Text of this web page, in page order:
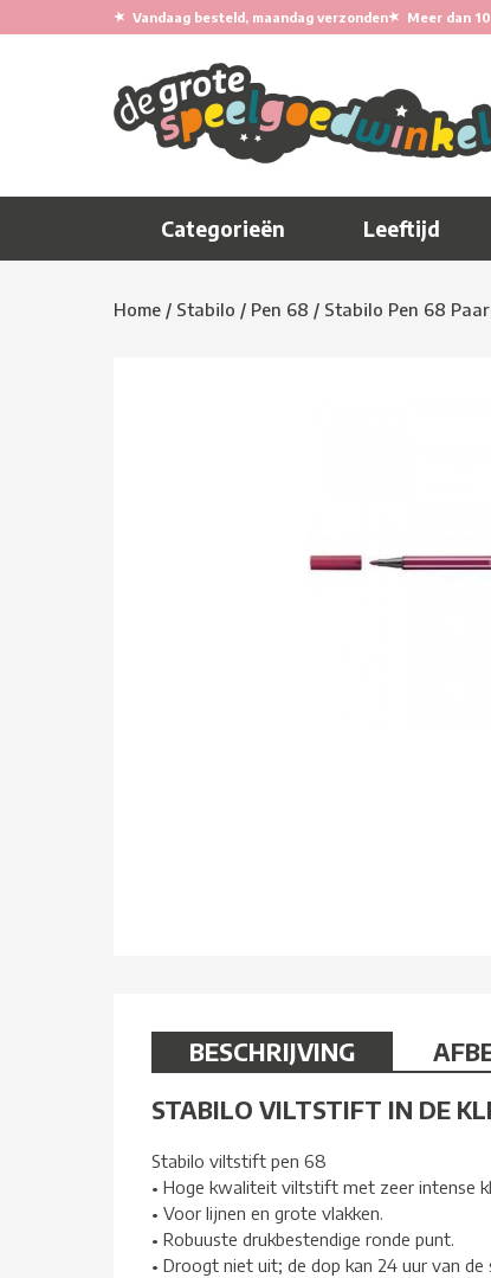
★ Vandaag besteld, maandag verzonden★ Meer dan
Categorieën Leeftijd
Home / Stabilo / Pen 68 / Stabilo Pen 68
BESCHRIJVING
STABILO VILTSTIFT IN DE
Stabilo viltstift pen 68
• Hoge kwaliteit viltstift met zeer intense
• Voor lijnen en grote vlakken.
• Robuuste drukbestendige ronde punt.
• Droogt niet uit; de dop kan 24 uur van